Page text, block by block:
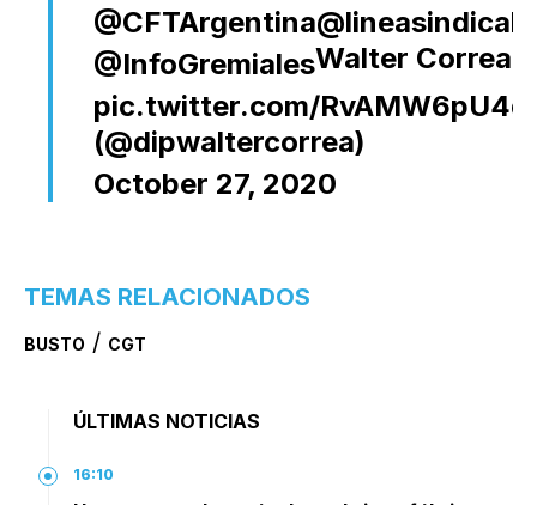
@CFTArgentina@lineasindical
@InfoGremiales
pic.twitter.com/RvAMW6pU4q
Walter Correa
(@dipwaltercorrea)
October 27, 2020
TEMAS RELACIONADOS
BUSTO / CGT
ÚLTIMAS NOTICIAS
16:10